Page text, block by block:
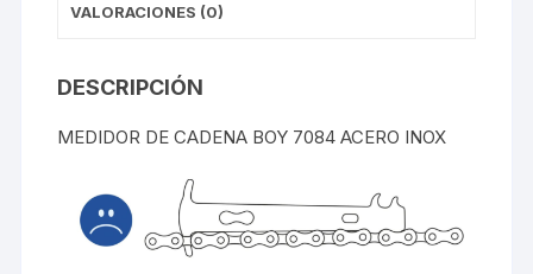
VALORACIONES (0)
DESCRIPCIÓN
MEDIDOR DE CADENA BOY 7084 ACERO INOX